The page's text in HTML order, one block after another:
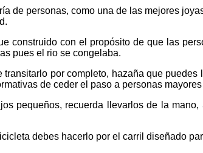
de personas, como una de las mejores
construido con el propósito de que las
pues el rio se congelaba.
transitarlo por completo, hazaña que
de ceder el paso a personas
pequeños, recuerda llevarlos de la
debes hacerlo por el carril diseñado